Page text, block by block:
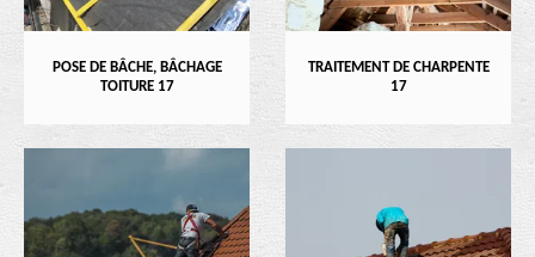
POSE DE BÂCHE, BÂCHAGE
TOITURE 17
TRAITEMENT DE CHARPENTE
17